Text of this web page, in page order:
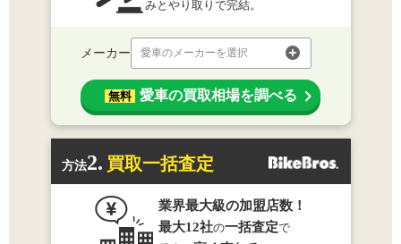
みとやり取りで完結。
メーカー 愛車のメーカーを選択
無料 愛車の買取相場を調べる
方法2. 買取一括査定
業界最大級の加盟店数！
最大12社の一括査定で